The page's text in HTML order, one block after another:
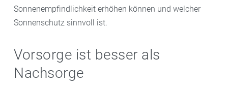
Sonnenempfindlichkeit erhöhen können und welcher
Sonnenschutz sinnvoll ist.
Vorsorge ist besser als
Nachsorge